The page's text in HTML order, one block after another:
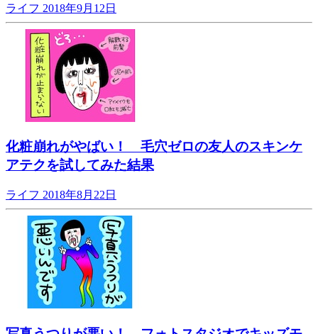
ライフ 2018年9月12日
化粧崩れがやばい！ 毛穴ゼロの友人のスキンケ
アテクを試してみた結果
ライフ 2018年8月22日